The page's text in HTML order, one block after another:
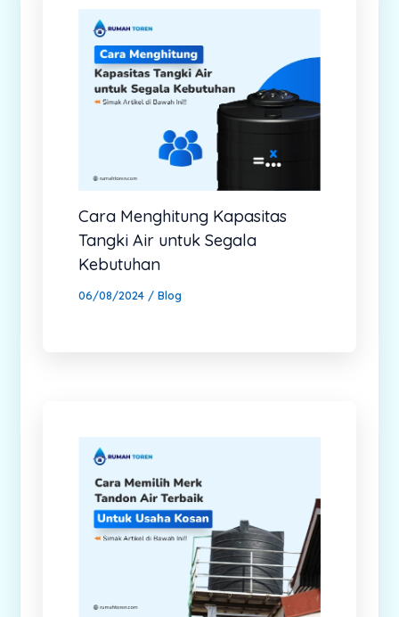
Cara Menghitung Kapasitas
Tangki Air untuk Segala
Kebutuhan
06/08/2024 / Blog